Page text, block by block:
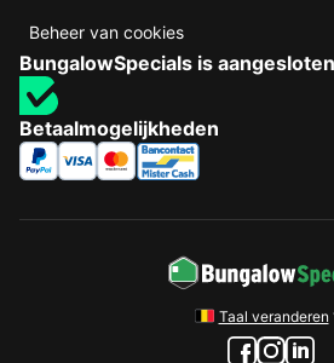
Beheer van cookies
BungalowSpecials is
Betaalmogelijkheden
Taal veranderen